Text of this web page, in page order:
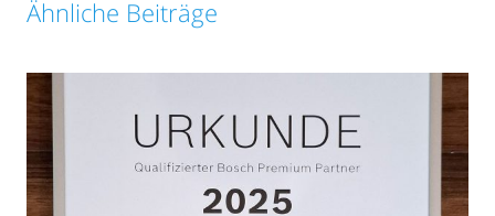
Ähnliche Beiträge